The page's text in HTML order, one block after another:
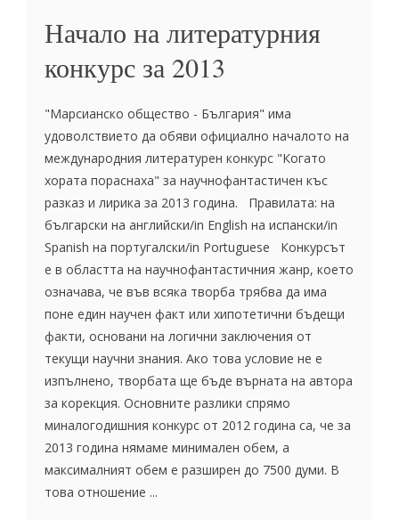
Начало на литературния
конкурс за 2013
"Марсианско общество - България" има
удоволствието да обяви официално началото на
международния литературен конкурс "Когато
хората пораснаха" за научнофантастичен къс
разказ и лирика за 2013 година. Правилата: на
български на английски/in English на испански/in
Spanish на португалски/in Portuguese Конкурсът
е в областта на научнофантастичния жанр, което
означава, че във всяка творба трябва да има
поне един научен факт или хипотетични бъдещи
факти, основани на логични заключения от
текущи научни знания. Ако това условие не е
изпълнено, творбата ще бъде върната на автора
за корекция. Основните разлики спрямо
миналогодишния конкурс от 2012 година са, че за
2013 година нямаме минимален обем, а
максималният обем е разширен до 7500 думи. В
това отношение ...